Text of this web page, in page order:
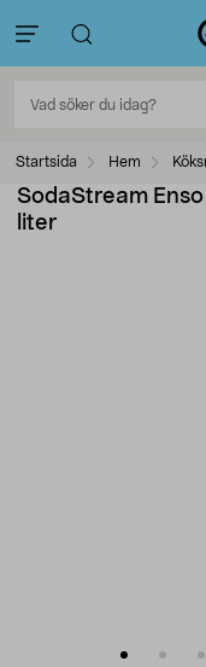
Startsida Hem
SodaStream
liter